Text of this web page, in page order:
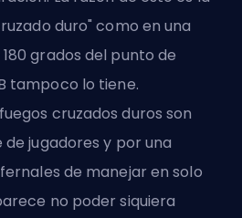
duro" como en una
grados del punto de
tampoco lo tiene.
cruzados duros son
jugadores y por una
de manejar en solo
no poder siquiera